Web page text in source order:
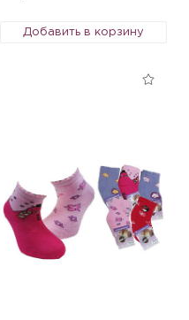
Добавить в корзину